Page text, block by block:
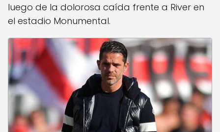
luego de la dolorosa caída frente a River en
el estadio Monumental.